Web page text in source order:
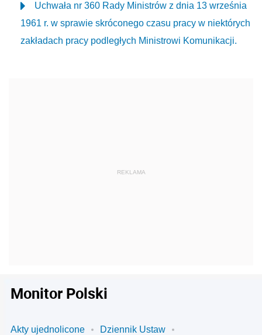
Uchwała nr 360 Rady Ministrów z dnia 13 września
1961 r. w sprawie skróconego czasu pracy w niektórych
zakładach pracy podległych Ministrowi Komunikacji.
Monitor Polski
Akty ujednolicone
Dziennik Ustaw